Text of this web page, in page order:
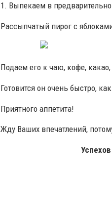
Выпекаем в
Рассыпчатый пирог с
Подаем его к чаю, кофе,
Готовится он очень быстро,
Приятного аппетита!
Жду Ваших впечатлений,